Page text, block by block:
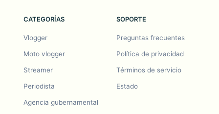
CATEGORÍAS
Vlogger
Moto vlogger
Streamer
Periodista
Agencia gubernamental
SOPORTE
Preguntas frecuentes
Política de privacidad
Términos de servicio
Estado